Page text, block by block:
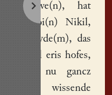
husv(ro)we(n), hat
of gegebi(n) Nikil,
eri(m) eyde(m), das
andir teyl eris hofes,
der ist nu gancz
si(n), wissende